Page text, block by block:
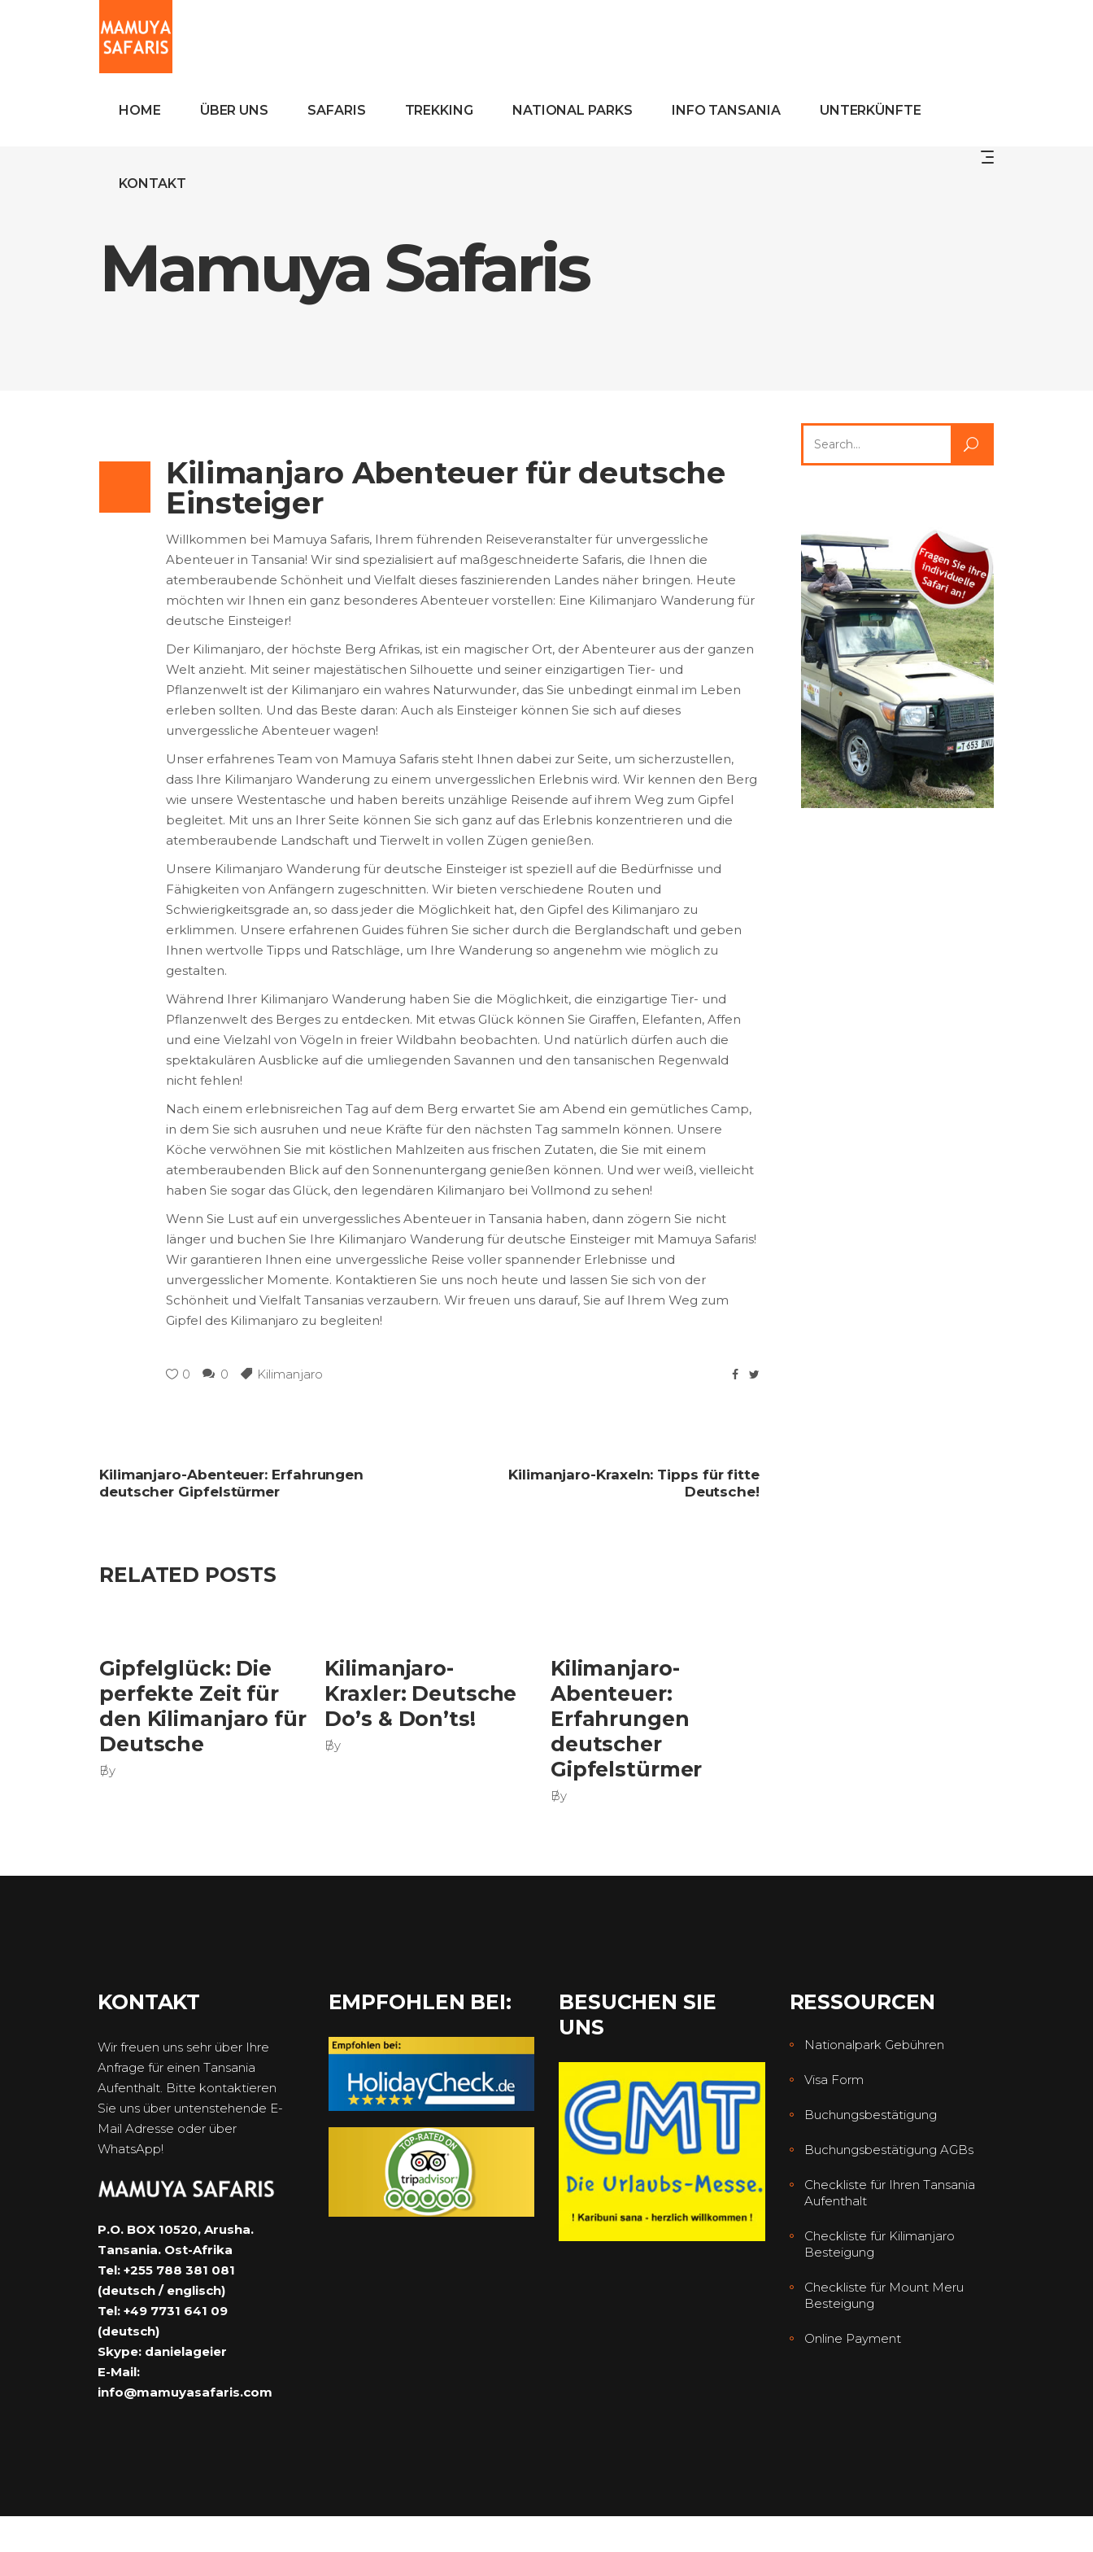
HOME ÜBER UNS SAFARIS TREKKING NATIONAL PARKS INFO TANSANIA UNTERKÜNFTE
KONTAKT
Mamuya Safaris
Kilimanjaro Abenteuer für deutsche
Einsteiger
Willkommen bei Mamuya Safaris, Ihrem führenden Reiseveranstalter für unvergessliche
Abenteuer in Tansania! Wir sind spezialisiert auf maßgeschneiderte Safaris, die Ihnen die
atemberaubende Schönheit und Vielfalt dieses faszinierenden Landes näher bringen. Heute
möchten wir Ihnen ein ganz besonderes Abenteuer vorstellen: Eine Kilimanjaro Wanderung für
deutsche Einsteiger!
Der Kilimanjaro, der höchste Berg Afrikas, ist ein magischer Ort, der Abenteurer aus der ganzen
Welt anzieht. Mit seiner majestätischen Silhouette und seiner einzigartigen Tier- und
Pflanzenwelt ist der Kilimanjaro ein wahres Naturwunder, das Sie unbedingt einmal im Leben
erleben sollten. Und das Beste daran: Auch als Einsteiger können Sie sich auf dieses
unvergessliche Abenteuer wagen!
Unser erfahrenes Team von Mamuya Safaris steht Ihnen dabei zur Seite, um sicherzustellen,
dass Ihre Kilimanjaro Wanderung zu einem unvergesslichen Erlebnis wird. Wir kennen den Berg
wie unsere Westentasche und haben bereits unzählige Reisende auf ihrem Weg zum Gipfel
begleitet. Mit uns an Ihrer Seite können Sie sich ganz auf das Erlebnis konzentrieren und die
atemberaubende Landschaft und Tierwelt in vollen Zügen genießen.
Unsere Kilimanjaro Wanderung für deutsche Einsteiger ist speziell auf die Bedürfnisse und
Fähigkeiten von Anfängern zugeschnitten. Wir bieten verschiedene Routen und
Schwierigkeitsgrade an, so dass jeder die Möglichkeit hat, den Gipfel des Kilimanjaro zu
erklimmen. Unsere erfahrenen Guides führen Sie sicher durch die Berglandschaft und geben
Ihnen wertvolle Tipps und Ratschläge, um Ihre Wanderung so angenehm wie möglich zu
gestalten.
Während Ihrer Kilimanjaro Wanderung haben Sie die Möglichkeit, die einzigartige Tier- und
Pflanzenwelt des Berges zu entdecken. Mit etwas Glück können Sie Giraffen, Elefanten, Affen
und eine Vielzahl von Vögeln in freier Wildbahn beobachten. Und natürlich dürfen auch die
spektakulären Ausblicke auf die umliegenden Savannen und den tansanischen Regenwald
nicht fehlen!
Nach einem erlebnisreichen Tag auf dem Berg erwartet Sie am Abend ein gemütliches Camp,
in dem Sie sich ausruhen und neue Kräfte für den nächsten Tag sammeln können. Unsere
Köche verwöhnen Sie mit köstlichen Mahlzeiten aus frischen Zutaten, die Sie mit einem
atemberaubenden Blick auf den Sonnenuntergang genießen können. Und wer weiß, vielleicht
haben Sie sogar das Glück, den legendären Kilimanjaro bei Vollmond zu sehen!
Wenn Sie Lust auf ein unvergessliches Abenteuer in Tansania haben, dann zögern Sie nicht
länger und buchen Sie Ihre Kilimanjaro Wanderung für deutsche Einsteiger mit Mamuya Safaris!
Wir garantieren Ihnen eine unvergessliche Reise voller spannender Erlebnisse und
unvergesslicher Momente. Kontaktieren Sie uns noch heute und lassen Sie sich von der
Schönheit und Vielfalt Tansanias verzaubern. Wir freuen uns darauf, Sie auf Ihrem Weg zum
Gipfel des Kilimanjaro zu begleiten!
0 0 Kilimanjaro
Kilimanjaro-Abenteuer: Erfahrungen
deutscher Gipfelstürmer
Kilimanjaro-Kraxeln: Tipps für fitte
Deutsche!
RELATED POSTS
Gipfelglück: Die
perfekte Zeit für
den Kilimanjaro für
Deutsche
By
Kilimanjaro-
Kraxler: Deutsche
Do’s & Don’ts!
By
Kilimanjaro-
Abenteuer:
Erfahrungen
deutscher
Gipfelstürmer
By
for:
KONTAKT
Wir freuen uns sehr über Ihre
Anfrage für einen Tansania
Aufenthalt. Bitte kontaktieren
Sie uns über untenstehende E-
Mail Adresse oder über
WhatsApp!
P.O. BOX 10520, Arusha.
Tansania. Ost-Afrika
Tel: +255 788 381 081
(deutsch / englisch)
Tel: +49 7731 641 09
(deutsch)
Skype: danielageier
E-Mail:
info@mamuyasafaris.com
EMPFOHLEN BEI:
BESUCHEN SIE
UNS
RESSOURCEN
Nationalpark Gebühren
Visa Form
Buchungsbestätigung
Buchungsbestätigung AGBs
Checkliste für Ihren Tansania
Aufenthalt
Checkliste für Kilimanjaro
Besteigung
Checkliste für Mount Meru
Besteigung
Online Payment